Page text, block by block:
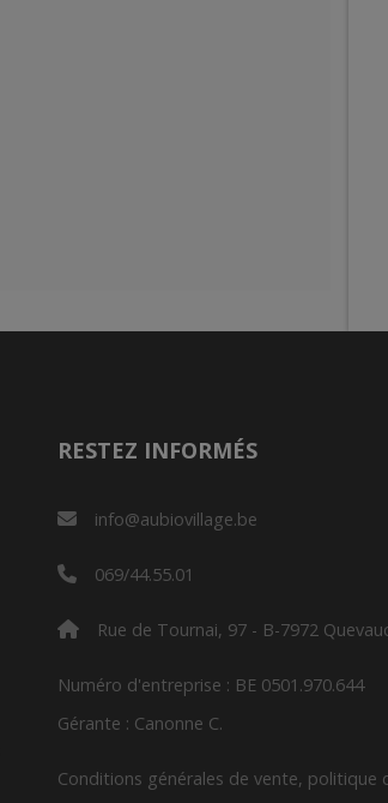
RESTEZ INFORMÉS
info@aubiovillage.be
069/44.55.01
Rue de Tournai, 97 - B-7972
Numéro d'entreprise : BE 0501.970.644
Gérante : Canonne C.
Conditions générales de vente, politique